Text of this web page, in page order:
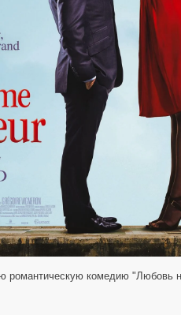
романтическую комедию "Любовь